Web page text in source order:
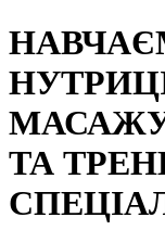
ТА